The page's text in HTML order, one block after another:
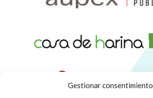
Gestionar consentimiento